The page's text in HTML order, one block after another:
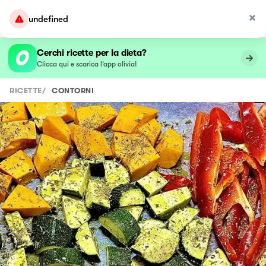
undefined
Cerchi ricette per la dieta?
Clicca qui e scarica l’app olivia!
RICETTE/ CONTORNI